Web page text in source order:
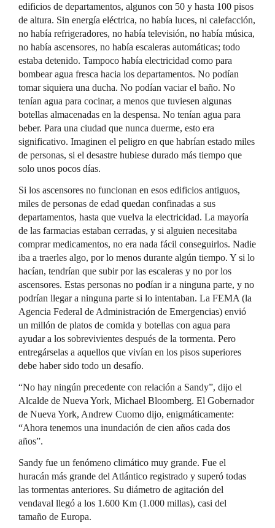
edificios de departamentos, algunos con 50 y hasta 100 pisos
de altura. Sin energía eléctrica, no había luces, ni calefacción,
no había refrigeradores, no había televisión, no había música,
no había ascensores, no había escaleras automáticas; todo
estaba detenido. Tampoco había electricidad como para
bombear agua fresca hacia los departamentos. No podían
tomar siquiera una ducha. No podían vaciar el baño. No
tenían agua para cocinar, a menos que tuviesen algunas
botellas almacenadas en la despensa. No tenían agua para
beber. Para una ciudad que nunca duerme, esto era
significativo. Imaginen el peligro en que habrían estado miles
de personas, si el desastre hubiese durado más tiempo que
solo unos pocos días.
Si los ascensores no funcionan en esos edificios antiguos,
miles de personas de edad quedan confinadas a sus
departamentos, hasta que vuelva la electricidad. La mayoría
de las farmacias estaban cerradas, y si alguien necesitaba
comprar medicamentos, no era nada fácil conseguirlos. Nadie
iba a traerles algo, por lo menos durante algún tiempo. Y si lo
hacían, tendrían que subir por las escaleras y no por los
ascensores. Estas personas no podían ir a ninguna parte, y no
podrían llegar a ninguna parte si lo intentaban. La FEMA (la
Agencia Federal de Administración de Emergencias) envió
un millón de platos de comida y botellas con agua para
ayudar a los sobrevivientes después de la tormenta. Pero
entregárselas a aquellos que vivían en los pisos superiores
debe haber sido todo un desafío.
“No hay ningún precedente con relación a Sandy”, dijo el
Alcalde de Nueva York, Michael Bloomberg. El Gobernador
de Nueva York, Andrew Cuomo dijo, enigmáticamente:
“Ahora tenemos una inundación de cien años cada dos
años”.
Sandy fue un fenómeno climático muy grande. Fue el
huracán más grande del Atlántico registrado y superó todas
las tormentas anteriores. Su diámetro de agitación del
vendaval llegó a los 1.600 Km (1.000 millas), casi del
tamaño de Europa.